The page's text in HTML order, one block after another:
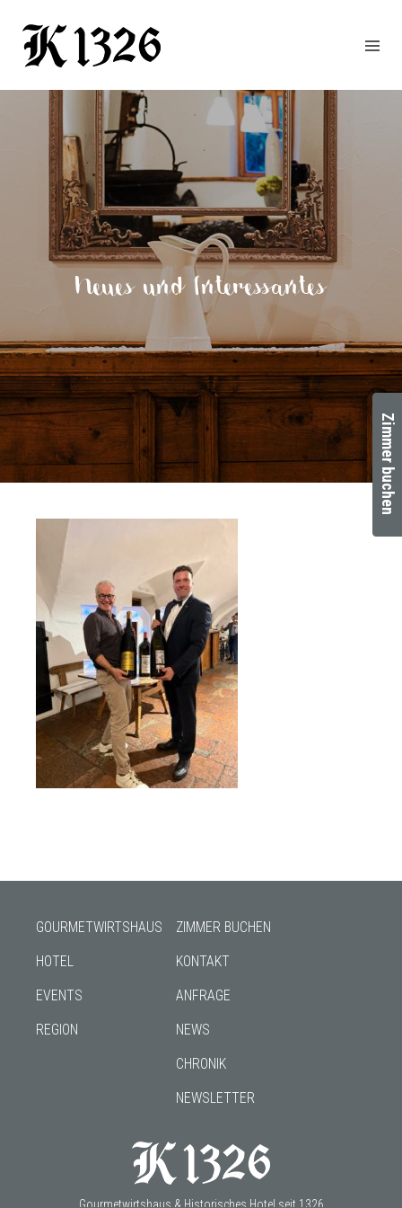
HOTEL
EVENTS
REGION
ZIMMER
BUCHEN
KONTAKT
ANFRAGE
Neues und Interessantes
GOURMETWIRTSHAUS
HOTEL
EVENTS
REGION
ZIMMER BUCHEN
KONTAKT
ANFRAGE
NEWS
CHRONIK
NEWSLETTER
Gourmetwirtshaus & Historisches Hotel seit 1326
Zimmer buchen